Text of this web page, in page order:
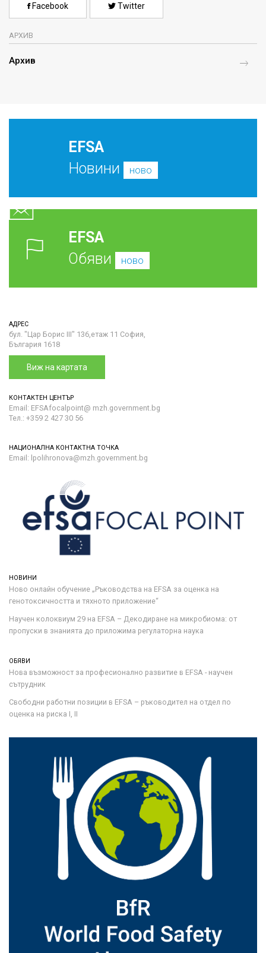
Facebook Twitter
АРХИВ
Архив
EFSA
Новини
ново
EFSA
Обяви
ново
АДРЕС
бул. "Цар Борис III" 136,етаж 11 София,
България 1618
Виж на картата
КОНТАКТЕН ЦЕНТЪР
Email: EFSAfocalpoint@ mzh.government.bg
Тел.: +359 2 427 30 56
НАЦИОНАЛНА КОНТАКТНА ТОЧКА
Email: lpolihronova@mzh.government.bg
НОВИНИ
Ново онлайн обучение „Ръководства на ЕFSA за оценка на
генотоксичността и тяхното приложение“
Научен колоквиум 29 на EFSA – Декодиране на микробиома: от
пропуски в знанията до приложима регулаторна наука
ОБЯВИ
Нова възможност за професионално развитие в EFSA - научен
сътрудник
Свободни работни позиции в EFSA – ръководител на отдел по
оценка на риска I, II